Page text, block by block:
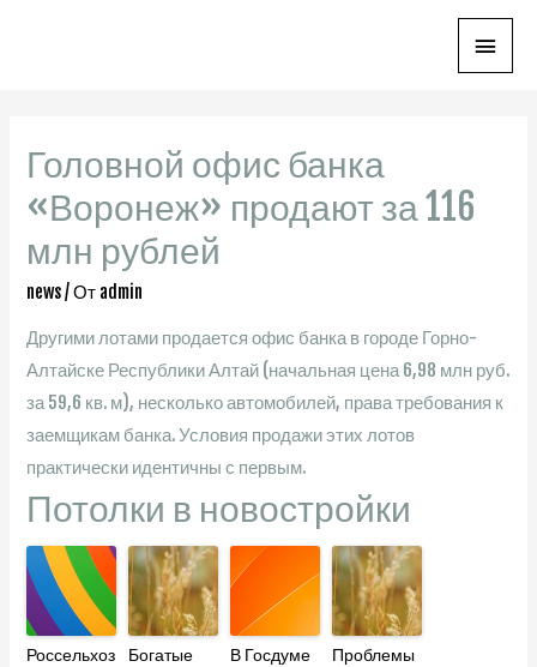
Головной офис банка
«Воронеж» продают за 116
млн рублей
news/ От admin
Другими лотами продается офис банка в городе Горно-
Алтайске Республики Алтай (начальная цена 6,98 млн руб.
за 59,6 кв. м), несколько автомобилей, права требования к
заемщикам банка. Условия продажи этих лотов
практически идентичны с первым.
Потолки в новостройки
Россельхоз
Богатые
В Госдуме
Проблемы